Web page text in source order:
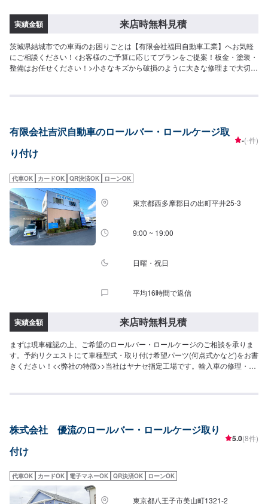
実績金額 来店時無料見積
茨城県結城市での車両のお困りごとは【有限会社福田自動車工業】へお気軽
にご相談ください！<お客様のご予算に応じてプランをご提案！板金・塗装・
整備はお任せください！>小さなキズから破損のように大きな修理まで大切な
きし、最適な施工方法をご提案しますので、お気軽にお問い合わせ下さい。
～3日程度で納車となります。(要相談)納期は前後する場合がございます。予
めご了承ください。-----代車について-----代車をご用意しています。お車の作
業中は代車をご利用ください。※代車の燃料代はお客様にご負担いただいてお
ださい。駐車スペースは事務所前の空いているスペースに駐車してくださ
い。受付はスタッフへ「メンテモで予約しました」とお伝えください。ご案
内いたします。【定休日・営業時間】定休日：日曜、祝日営業時間：
8:00~18:00
有限会社吉沢自動車のロールバー・ロールケージ取
り付け
-(-件)
代車OK カードOK QR決済OK ローンOK
東京都西多摩郡日の出町平井25-3
9:00 ~ 19:00
日曜・祝日
平均16時間で返信
実績金額 来店時無料見積
まずは現車確認の上、ご希望のロールバー・ロールケージのご相談を承りま
す。予約リクエストにて車種型式・取り付け希望パーツ(何点式かなど)をお書
きください！<<弊社の特徴>>当社はヤナセ指定工場です。輸入車の修理・整
用意しております。万が一の際にも安心です。<<国家資格を持った整備士が
株式会社 優流のロールバー・ロールケージ取り
付け
5.0(8件)
代車OK カードOK 電子マネーOK QR決済OK ローンOK
東京都八王子市美山町1321-2